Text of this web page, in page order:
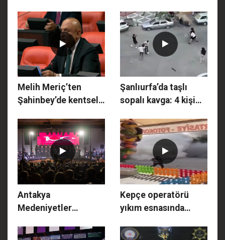
Melih Meriç’ten
Şahinbey’de kentsel
Vatandaş mağdur
edilmemeli
Şanlıurfa’da taşlı
sopalı kavga: 4 kişi
Antakya
Medeniyetler
duygulandırdı
Kepçe operatörü
yıkım esnasında